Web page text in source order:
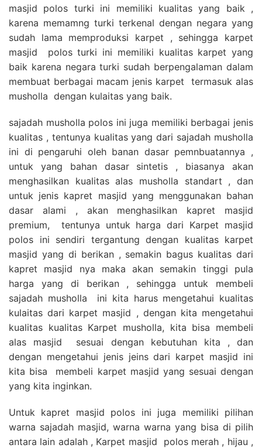
masjid polos turki ini memiliki kualitas yang baik ,
karena memamng turki terkenal dengan negara yang
sudah lama memproduksi karpet , sehingga karpet
masjid polos turki ini memiliki kualitas karpet yang
baik karena negara turki sudah berpengalaman dalam
membuat berbagai macam jenis karpet termasuk alas
musholla dengan kulaitas yang baik.
sajadah musholla polos ini juga memiliki berbagai jenis
kualitas , tentunya kualitas yang dari sajadah musholla
ini di pengaruhi oleh banan dasar pemnbuatannya ,
untuk yang bahan dasar sintetis , biasanya akan
menghasilkan kualitas alas musholla standart , dan
untuk jenis kapret masjid yang menggunakan bahan
dasar alami , akan menghasilkan kapret masjid
premium, tentunya untuk harga dari Karpet masjid
polos ini sendiri tergantung dengan kualitas karpet
masjid yang di berikan , semakin bagus kualitas dari
kapret masjid nya maka akan semakin tinggi pula
harga yang di berikan , sehingga untuk membeli
sajadah musholla ini kita harus mengetahui kualitas
kulaitas dari karpet masjid , dengan kita mengetahui
kualitas kualitas Karpet musholla, kita bisa membeli
alas masjid sesuai dengan kebutuhan kita , dan
dengan mengetahui jenis jeins dari karpet masjid ini
kita bisa membeli karpet masjid yang sesuai dengan
yang kita inginkan.
Untuk kapret masjid polos ini juga memiliki pilihan
warna sajadah masjid, warna warna yang bisa di pilih
antara lain adalah , Karpet masjid polos merah , hijau ,